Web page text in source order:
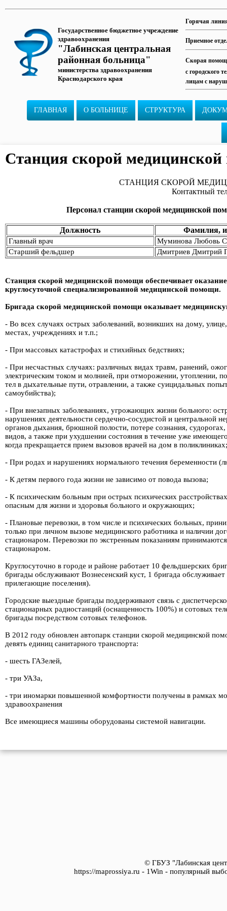
Государственное бюджетное учреждение
здравоохранения
"Лабинская центральная
районная больница"
министерства здравоохранения
Краснодарского края
Горячая
Приемное
Скорая
с городского
лицам с
ГЛАВНАЯ О БОЛЬНИЦЕ СТРУКТУРА
Станция скорой
СТАНЦИЯ СКОРОЙ
Контактный
Персонал станции скорой медицинской
Должность Фамилия,
Главный врач
Муминова Любовь
Старший фельдшер
Дмитриев Дмитрий
Станция скорой медицинской помощи обеспечивает
круглосуточной специализированной медицинской помощи.
Бригада скорой медицинской помощи оказывает
- Во всех случаях острых заболеваний, возникших на дому,
местах, учреждениях и т.п.;
- При массовых катастрофах и стихийных бедствиях;
- При несчастных случаях: различных видах травм, ранений,
электрическим током и молнией, при отморожении, утоплении,
тел в дыхательные пути, отравлении, а также суицидальных
самоубийства);
- При внезапных заболеваниях, угрожающих жизни больного:
нарушениях деятельности сердечно-сосудистой и центральной
органов дыхания, брюшной полости, потере сознания, судорогах,
видов, а также при ухудшении состояния в течение уже
когда прекращается прием вызовов врачей на дом в поликлиниках;
- При родах и нарушениях нормального течения беременности
- К детям первого года жизни не зависимо от повода вызова;
- К психическим больным при острых психических
опасным для жизни и здоровья больного и окружающих;
- Плановые перевозки, в том числе и психических больных,
только при личном вызове медицинского работника и наличии
стационаром. Перевозки по экстренным показаниям принимаются
стационаром.
Круглосуточно в городе и районе работает 10 фельдшерских
бригады обслуживают Вознесенский куст, 1 бригада
прилегающие поселения).
Городские выездные бригады поддерживают связь с
стационарных радиостанций (оснащенность 100%) и сотовых
бригады посредством сотовых телефонов.
В 2012 году обновлен автопарк станции скорой медицинской
девять единиц санитарного транспорта:
- шесть ГАЗелей,
- три УАЗа,
- три иномарки повышенной комфортности получены в рамках
здравоохранения
Все имеющиеся машины оборудованы системой навигации.
© ГБУЗ "Лабинская
https://maprossiya.ru - 1Win - популярный